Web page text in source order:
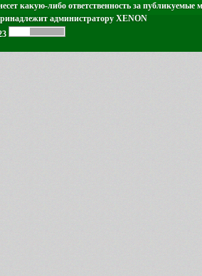
какую-либо ответственность за публикуемые
администратору XENON